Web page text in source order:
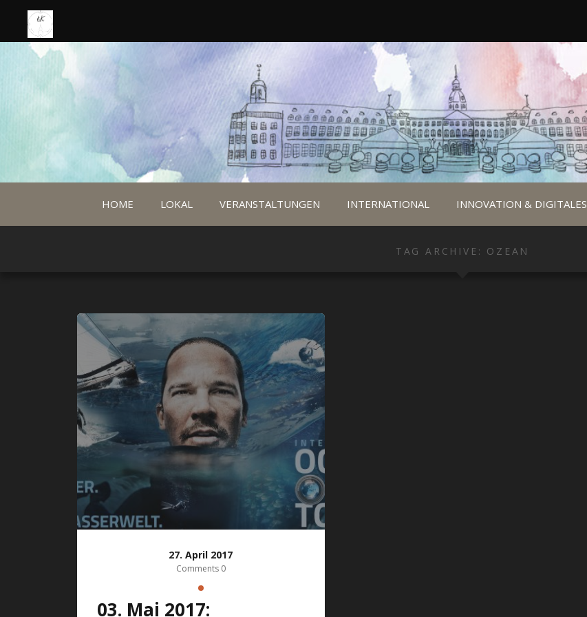
HOME LOKAL VERANSTALTUNGEN INTERNATIONAL INNOVATION & DIGITALES
TAG ARCHIVE: OZEAN
27. April 2017
Comments 0
03. Mai 2017: